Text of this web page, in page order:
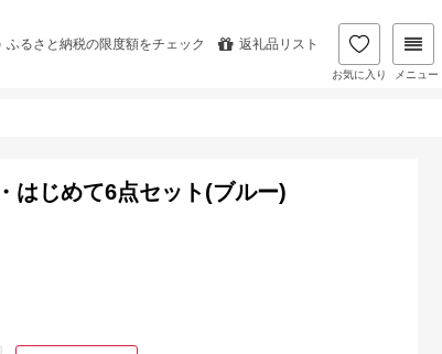
ふるさと納税の限度額をチェック 返礼品リスト
お気に入り メニュー
はじめて6点セット(ブルー)